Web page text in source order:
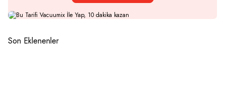
Son Eklenenler